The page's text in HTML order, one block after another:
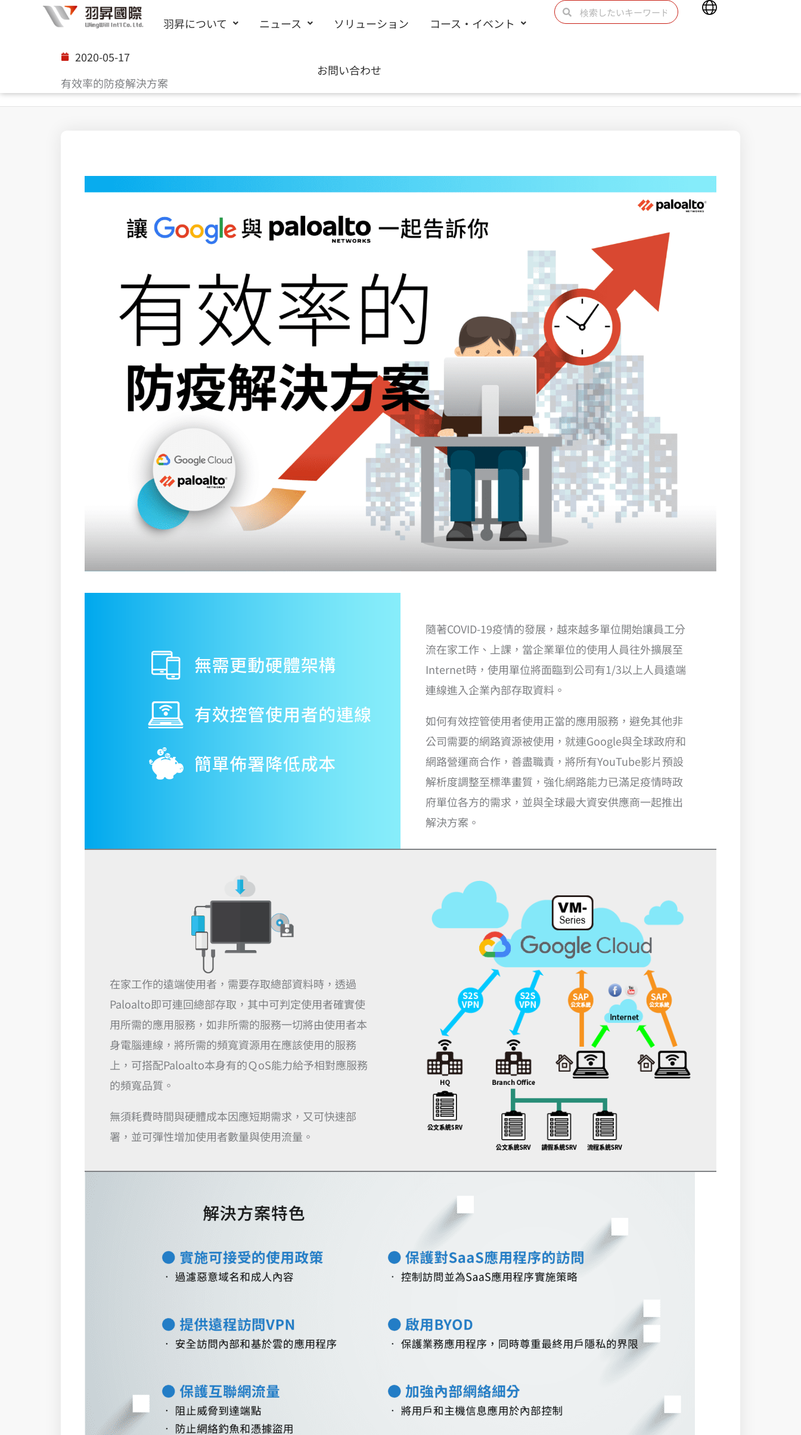
キ
羽昇について ニュース ソリューション コース・イベント
お問い合わせ
検
Main
2020-05-17
有效率的防疫解決方案
隨著COVID-19疫情的發展，越來越多單位開始讓員工分
流在家工作、上課，當企業單位的使用人員往外擴展至
Internet時，使用單位將面臨到公司有1/3以上人員遠端
連線進入企業內部存取資料。
如何有效控管使用者使用正當的應用服務，避免其他非
公司需要的網路資源被使用，就連Google與全球政府和
網路營運商合作，善盡職責，將所有YouTube影片預設
解析度調整至標準畫質，強化網路能力已滿足疫情時政
府單位各方的需求，並與全球最大資安供應商一起推出
解決方案。
在家工作的遠端使用者，需要存取總部資料時，透過
Paloalto即可連回總部存取，其中可判定使用者確實使
用所需的應用服務，如非所需的服務一切將由使用者本
身電腦連線，將所需的頻寬資源用在應該使用的服務
上，可搭配Paloalto本身有的ＱoS能力給予相對應服務
的頻寬品質。
無須耗費時間與硬體成本因應短期需求，又可快速部
署，並可彈性增加使用者數量與使用流量。